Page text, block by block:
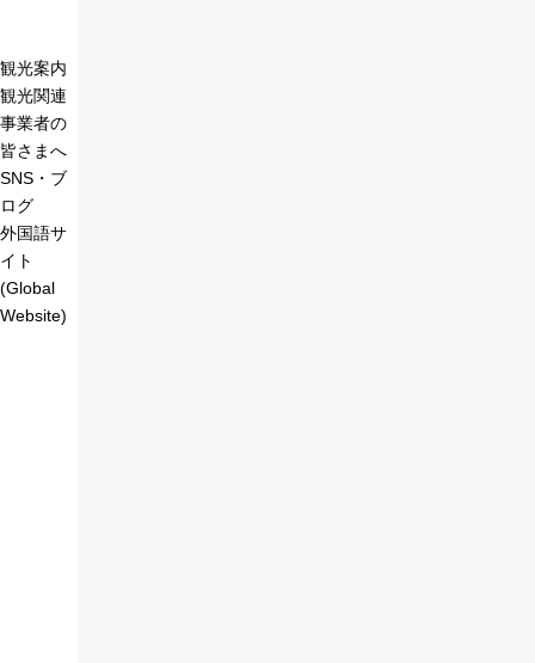
観光案内
観光関連
事業者の
皆さまへ
SNS・ブ
ログ
外国語サ
イト
(Global
Website)